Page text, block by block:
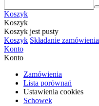
Koszyk
Koszyk
Koszyk jest pusty
Koszyk Składanie zamówienia
Konto
Konto
Zamówienia
Lista porównań
Ustawienia cookies
Schowek